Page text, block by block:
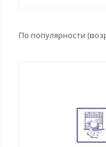
По популярности